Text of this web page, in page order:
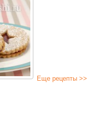
Еще рецепты >>